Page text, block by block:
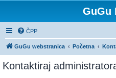
GuGu
ČPP
GuGu webstranica Početna
Kontaktiraj